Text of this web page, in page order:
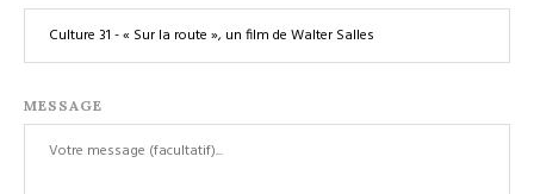
MESSAGE